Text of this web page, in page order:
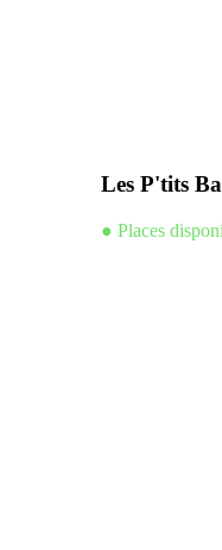
Les P'tits
● Places